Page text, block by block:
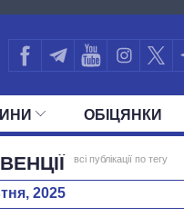
ОБIЦЯНКИ
УСІ ПОЛІТИКИ
всі публікації по тегу
2025